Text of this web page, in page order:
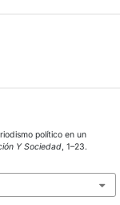
político en un
Y Sociedad, 1–23.